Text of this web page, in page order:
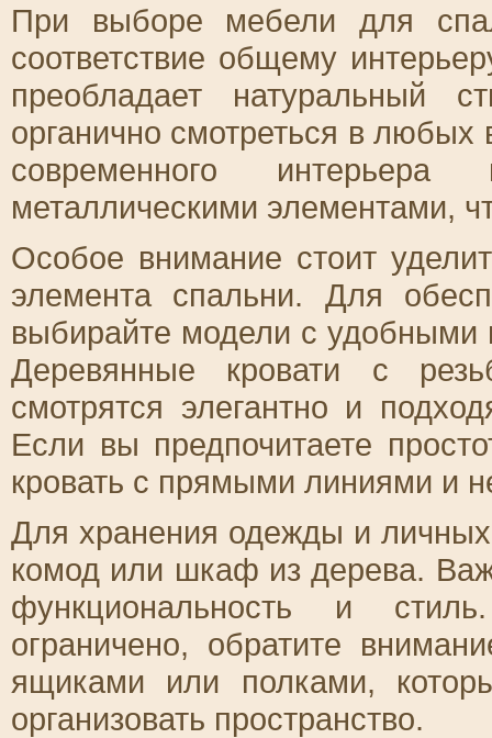
При выборе мебели для
соответствие общему
преобладает натуральный
органично смотреться в
современного
металлическими элементами,
Особое внимание стоит
элемента спальни. Для
выбирайте модели с
Деревянные кровати с
смотрятся элегантно и
Если вы предпочитаете
кровать с прямыми линиями и
Для хранения одежды и
комод или шкаф из дерева.
функциональность и
ограничено, обратите
ящиками или полками,
организовать пространство.